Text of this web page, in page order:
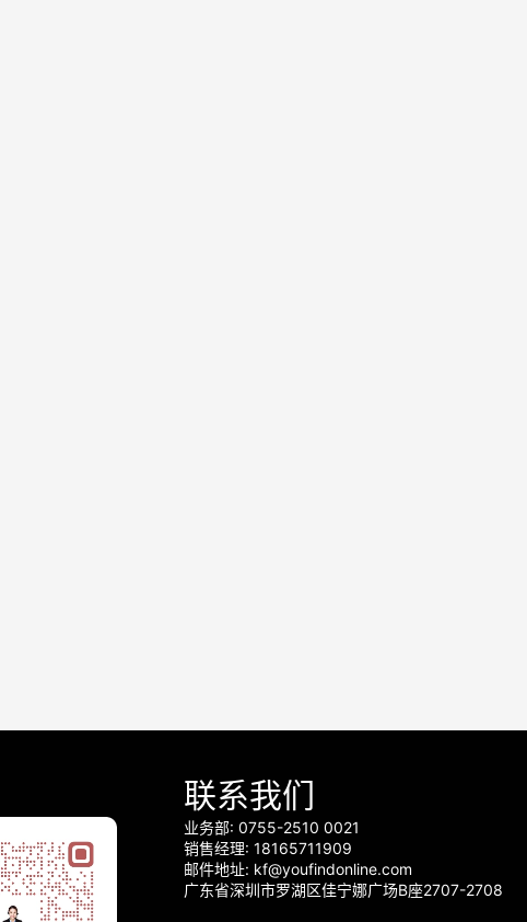
联系我们
业务部: 0755-2510 0021
销售经理: 18165711909
邮件地址: kf@youfindonline.com
广东省深圳市罗湖区佳宁娜广场B座2707-2708